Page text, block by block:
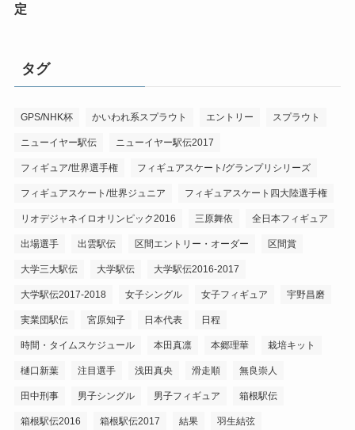
定
タグ
GPS/NHK杯 かいわれ系スプラウト エントリー スプラウト
ニューイヤー駅伝 ニューイヤー駅伝2017
フィギュア/世界選手権 フィギュアスケート/グランプリシリーズ
フィギュアスケート/世界ジュニア フィギュアスケート四大陸選手権
リオデジャネイロオリンピック2016 三原舞依 全日本フィギュア
出場選手 出雲駅伝 区間エントリー・オーダー 区間賞
大学三大駅伝 大学駅伝 大学駅伝2016-2017
大学駅伝2017-2018 女子シングル 女子フィギュア 宇野昌磨
実業団駅伝 宮原知子 日本代表 日程
時間・タイムスケジュール 本田真凛 本郷理華 栽培キット
樋口新葉 注目選手 浅田真央 滑走順 無良崇人
田中刑事 男子シングル 男子フィギュア 箱根駅伝
箱根駅伝2016 箱根駅伝2017 結果 羽生結弦